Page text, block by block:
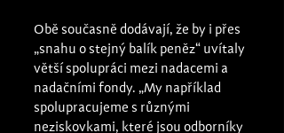
Obě současně dodávají, že by i přes
„snahu o stejný balík peněz“ uvítaly
větší spolupráci mezi nadacemi a
nadačními fondy. „My například
spolupracujeme s různými
neziskovkami, které jsou odborníky